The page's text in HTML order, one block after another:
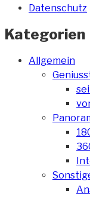
Datenschutz
Kategorien
Allgemein